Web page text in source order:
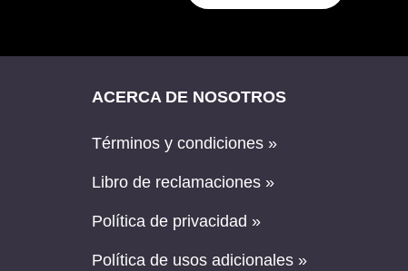
ACERCA DE NOSOTROS
Términos y condiciones »
Libro de reclamaciones »
Política de privacidad »
Política de usos adicionales »